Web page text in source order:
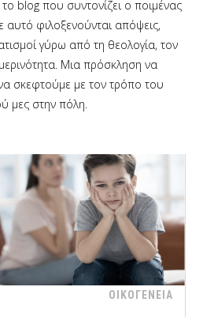
το blog που συντονίζει ο ποιμένας
αυτό φιλοξενούνται απόψεις,
γύρω από τη θεολογία, τον
Μια πρόσκληση να
σκεφτούμε με τον τρόπο του
μες στην πόλη.
ΟΙΚΟΓΕΝΕΙΑ